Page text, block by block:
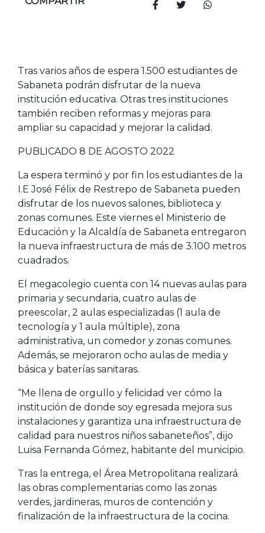
Tras varios años de espera 1.500 estudiantes de
Sabaneta podrán disfrutar de la nueva
institución educativa. Otras tres instituciones
también reciben reformas y mejoras para
ampliar su capacidad y mejorar la calidad.
PUBLICADO 8 DE AGOSTO 2022
La espera terminó y por fin los estudiantes de la
I.E José Félix de Restrepo de Sabaneta pueden
disfrutar de los nuevos salones, biblioteca y
zonas comunes. Este viernes el Ministerio de
Educación y la Alcaldía de Sabaneta entregaron
la nueva infraestructura de más de 3.100 metros
cuadrados.
El megacolegio cuenta con 14 nuevas aulas para
primaria y secundaria, cuatro aulas de
preescolar, 2 aulas especializadas (1 aula de
tecnología y 1 aula múltiple), zona
administrativa, un comedor y zonas comunes.
Además, se mejoraron ocho aulas de media y
básica y baterías sanitaras.
“Me llena de orgullo y felicidad ver cómo la
institución de donde soy egresada mejora sus
instalaciones y garantiza una infraestructura de
calidad para nuestros niños sabaneteños”, dijo
Luisa Fernanda Gómez, habitante del municipio.
Tras la entrega, el Área Metropolitana realizará
las obras complementarias como las zonas
verdes, jardineras, muros de contención y
finalización de la infraestructura de la cocina.